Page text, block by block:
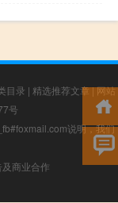
目录 | 精选推荐文章|网站
号
说明，我们
商业合作